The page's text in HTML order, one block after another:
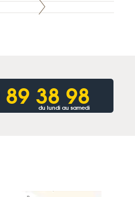
38 98
du lundi au samedi